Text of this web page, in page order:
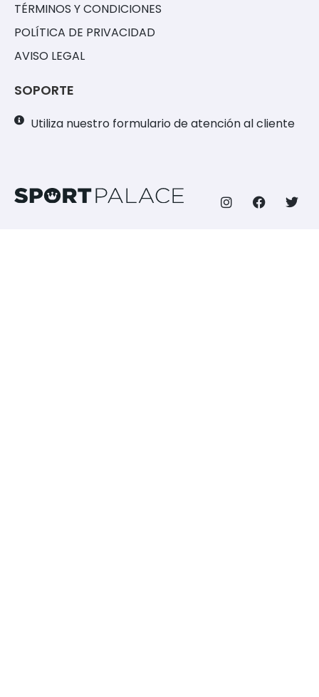
TÉRMINOS Y CONDICIONES
POLÍTICA DE PRIVACIDAD
AVISO LEGAL
SOPORTE
Utiliza nuestro formulario de atención al cliente